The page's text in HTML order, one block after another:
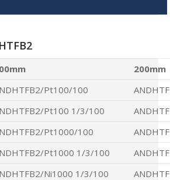
200mm
Pt100/100
Pt100 1/3/100
Pt1000/100
Pt1000 1/3/100
Ni1000 1/3/100